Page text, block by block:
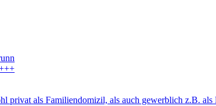
als Familiendomizil, als auch gewerblich z.B.